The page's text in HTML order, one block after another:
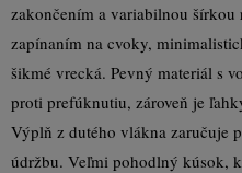
zakončením a variabilnou šírkou
zapínaním na cvoky,
šikmé vrecká. Pevný materiál s
proti prefúknutiu, zároveň je
Výplň z dutého vlákna zaručuje
údržbu. Veľmi pohodlný kúsok,